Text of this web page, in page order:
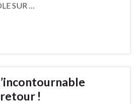
SUR …
!